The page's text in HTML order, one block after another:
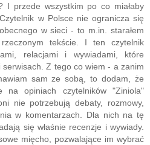
I przede wszystkim po co miałaby
w Polsce nie ogranicza się
w sieci - to m.in. starałem
tekście. I ten czytelnik
relacjami i wywiadami, które
Z tego co wiem - a zanim
sam ze sobą, to dodam, że
na opiniach czytelników "Ziniola"
nie potrzebują debaty, rozmowy,
w komentarzach. Dla nich na tę
się właśnie recenzje i wywiady.
mięcho, pozwalające im wybrać